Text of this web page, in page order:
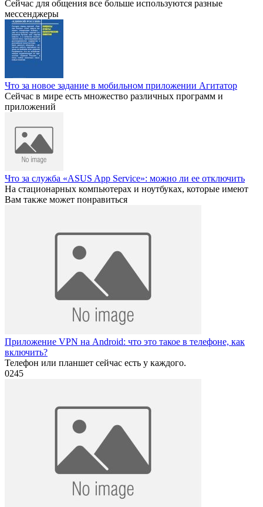
Сейчас для общения все больше используются разные
мессенджеры
Что за новое задание в мобильном приложении Агитатор
Сейчас в мире есть множество различных программ и
приложений
Что за служба «ASUS App Service»: можно ли ее отключить
На стационарных компьютерах и ноутбуках, которые имеют
Вам также может понравиться
Приложение VPN на Android: что это такое в телефоне, как
включить?
Телефон или планшет сейчас есть у каждого.
0245